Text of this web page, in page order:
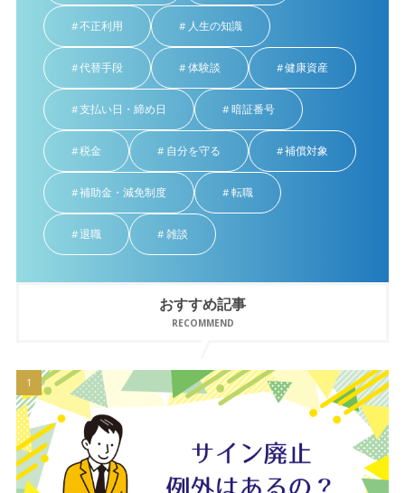
不正利用 人生の知識
代替手段 体験談 健康資産
支払い日・締め日 暗証番号
税金 自分を守る 補償対象
補助金・減免制度 転職
退職 雑談
おすすめ記事
RECOMMEND